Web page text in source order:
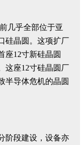
几乎全部位于亚
硅晶圆。这项扩厂
座12寸新硅晶圆
这座12寸硅晶圆厂
半导体危机的晶圆
阶段建设，设备亦